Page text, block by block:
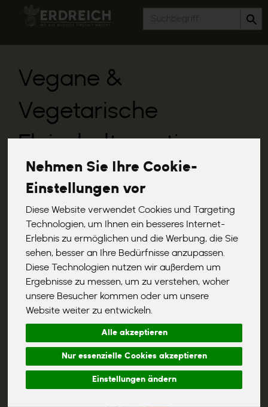
Nehmen Sie Ihre Cookie-
Einstellungen vor
Diese Website verwendet Cookies und Targeting
Technologien, um Ihnen ein besseres Internet-
Erlebnis zu ermöglichen und die Werbung, die Sie
sehen, besser an Ihre Bedürfnisse anzupassen.
Diese Technologien nutzen wir außerdem um
Ergebnisse zu messen, um zu verstehen, woher
unsere Besucher kommen oder um unsere
Website weiter zu entwickeln.
Alle akzeptieren
Nur essenzielle Cookies akzeptieren
Einstellungen ändern
Vegane &
Vegetarische
Fleischalternativen
Hersteller Ernährung Allergene